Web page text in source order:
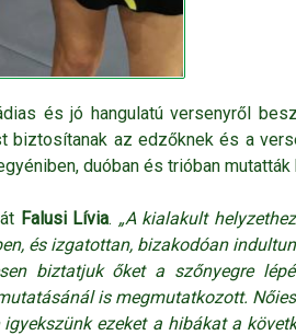
és jó hangulatú versenyről
az edzőknek és a
duóban és trióban mutatták
Falusi Lívia. „A kialakult
és izgatottan, bizakodóan
biztatjuk őket a szőnyegre
is megmutatkozott.
ezeket a hibákat a